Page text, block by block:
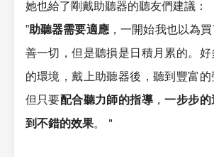
她也給了剛戴助聽器的聽友們建議：
”助聽器需要適應，一開始我也以為
善一切，但是聽損是日積月累的。
的環境，戴上助聽器後，聽到豐富的
但只要配合聽力師的指導 ，一步步的
到不錯的效果。＂